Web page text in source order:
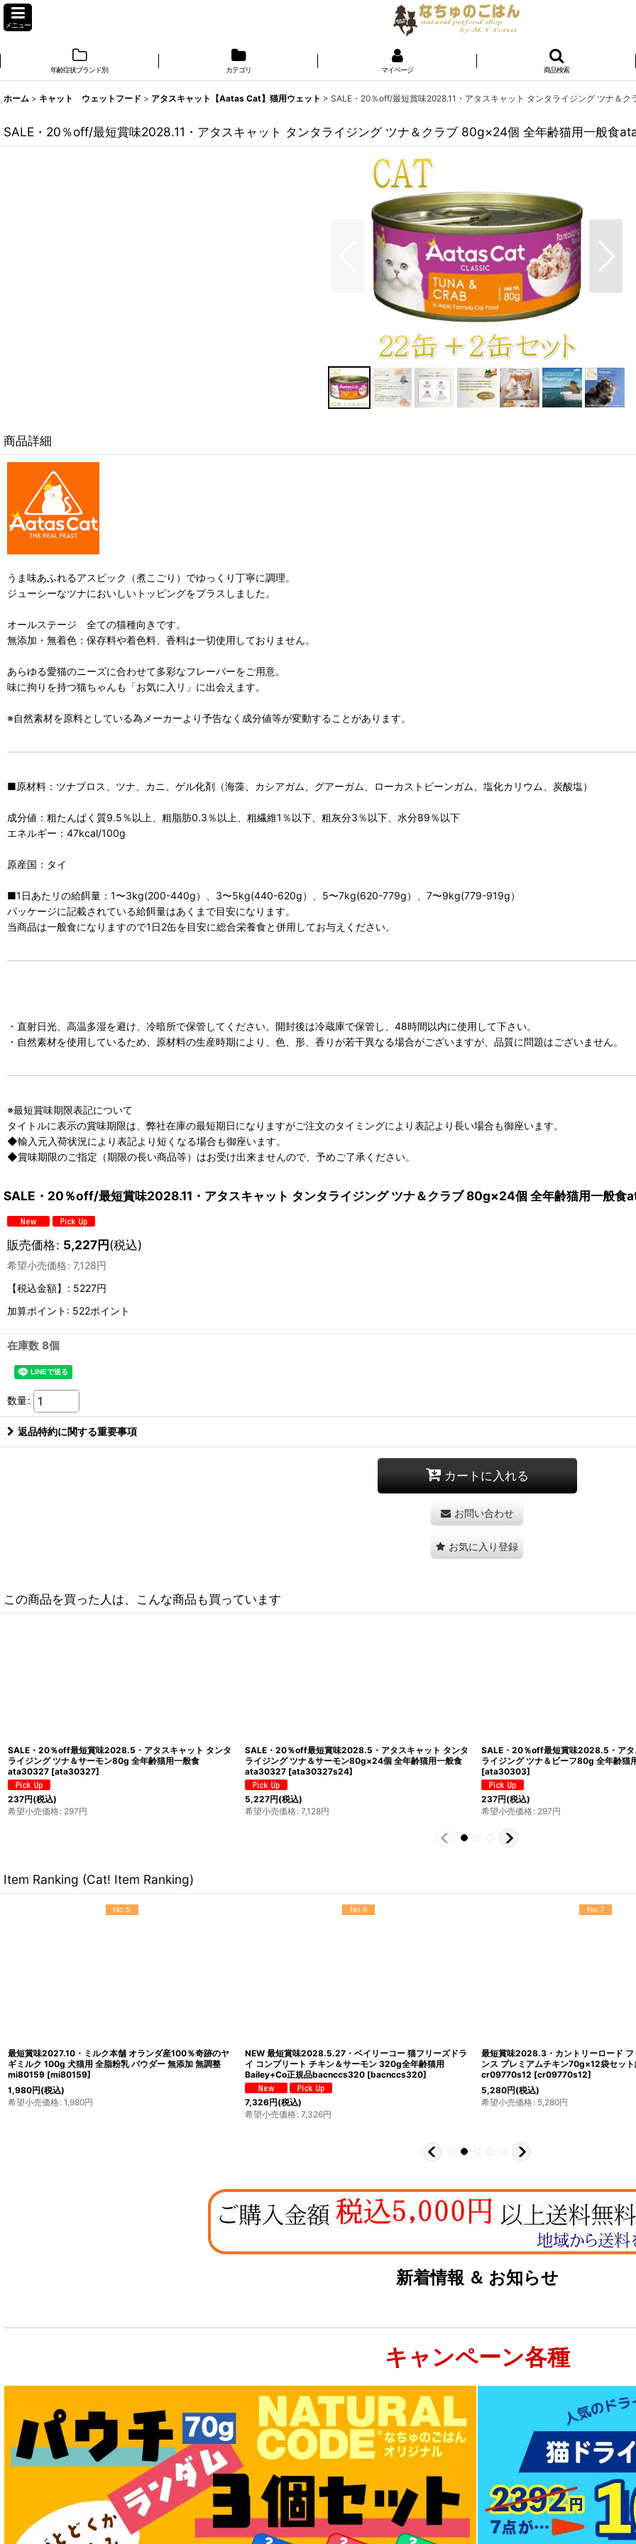
メニュー
年齢症状ブランド別 カテゴリ マイページ 商品検索
ホーム > キャット ウェットフード > アタスキャット【Aatas Cat】猫用ウェット > SALE・20％off/最短賞味2028.11・アタスキャット タンタライジング ツナ＆
SALE・20％off/最短賞味2028.11・アタスキャット タンタライジング ツナ＆クラブ 80g×24個 全年齢猫用一般食
商品詳細
うま味あふれるアスピック（煮こごり）でゆっくり丁寧に調理。
ジューシーなツナにおいしいトッピングをプラスしました。
オールステージ 全ての猫種向きです。
無添加・無着色：保存料や着色料、香料は一切使用しておりません。
あらゆる愛猫のニーズに合わせて多彩なフレーバーをご用意。
味に拘りを持つ猫ちゃんも「お気に入リ」に出会えます。
※自然素材を原料としている為メーカーより予告なく成分値等が変動することがあります。
■原材料：ツナブロス、ツナ、カニ、ゲル化剤（海藻、カシアガム、グアーガム、ローカストビーンガム、塩化カリウム、炭酸塩）
成分値：粗たんぱく質9.5％以上、粗脂肪0.3％以上、粗繊維1％以下、粗灰分3％以下、水分89％以下
エネルギー：47kcal/100g
原産国：タイ
■1日あたリの給餌量：1〜3kg(200-440g）、3〜5kg(440-620g）、5〜7kg(620-779g）、7〜9kg(779-919g）
パッケージに記載されている給餌量はあくまで目安になります。
当商品は一般食になりますので1日2缶を目安に総合栄養食と併用してお与えください。
・直射日光、高温多湿を避け、冷暗所で保管してください。開封後は冷蔵庫で保管し、48時間以内に使用して下さい。
・自然素材を使用しているため、原材料の生産時期により、色、形、香りが若干異なる場合がございますが、品質に問題はございません。
※最短賞味期限表記について
タイトルに表示の賞味期限は、弊社在庫の最短期日になりますがご注文のタイミングにより表記より長い場合も御座います。
◆輸入元入荷状況により表記より短くなる場合も御座います。
◆賞味期限のご指定（期限の長い商品等）はお受け出来ませんので、予めご了承ください。
SALE・20％off/最短賞味2028.11・アタスキャット タンタライジング ツナ＆クラブ 80g×24個 全年齢猫用一般食
販売価格: 5,227円(税込)
希望小売価格: 7,128円
【税込金額】
: 5227円
加算ポイント: 522ポイント
在庫数 8個
数量:
返品特約に関する重要事項
カートに入れる
お問い合わせ
お気に入り登録
この商品を買った人は、こんな商品も買っています
SALE・20％off最短賞味2028.5・アタスキャット タンタ
ライジング ツナ＆サーモン80g 全年齢猫用一般食
ata30327 [ata30327]
237円(税込)
希望小売価格: 297円
SALE・20％off最短賞味2028.5・アタスキャット タンタ
ライジング ツナ＆サーモン80g×24個 全年齢猫用一般食
ata30327 [ata30327s24]
5,227円(税込)
希望小売価格: 7,128円
SALE・20％off最短賞味2028.5・アタ
ライジング ツナ＆ビーフ80g 全年齢
[ata30303]
237円(税込)
希望小売価格: 297円
Item Ranking (Cat! Item Ranking)
No.9
最短賞味2027.2・フォルツァ10 猫 Daily Pro アダルトフィ
ッシュ キャット 400g fo14120成猫用キャットフード
FORZA10正規品 [fo14120
1,870円(税込)
No.10
SALE・20％off最短賞味2027.10・アタスキャット デイリ
ーディフェンス ツナ＆チキン フィーカルオードコントロー
ル80g×24個 全年齢猫用一般食ata30457
[ata30457s24]
6,001円(税込)
No.11
最短賞味2027.6・アニモンダ 猫 カーニ
イトツナ・レッドスナッパー80g缶
ットフードANIMONDA正規品
638円(税込)
新着情報 ＆ お知らせ
キャンペーン各種